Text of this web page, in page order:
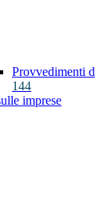
Provvedimenti
144
imprese